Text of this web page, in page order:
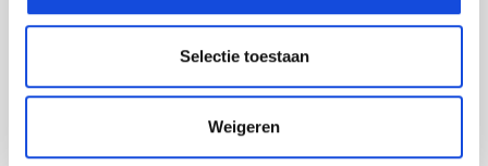
Selectie toestaan
Weigeren
info@autokeijzers.nl
Sleutelbloemstraat 29
Auto Keijzers Exclusives